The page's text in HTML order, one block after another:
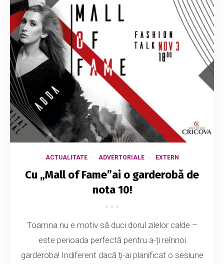
ACTUALITATE ADVERTORIALE EXTERN
Cu „Mall of Fame”ai o garderobă de
nota 10!
Toamna nu e motiv să duci dorul zilelor calde –
este perioada perfectă pentru a-ți reînnoi
garderoba! Indiferent dacă ți-ai planificat o sesiune